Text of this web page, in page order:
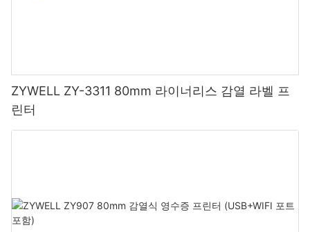
ZYWELL ZY-3311 80mm 라이너리스 감열 라벨 프
린터